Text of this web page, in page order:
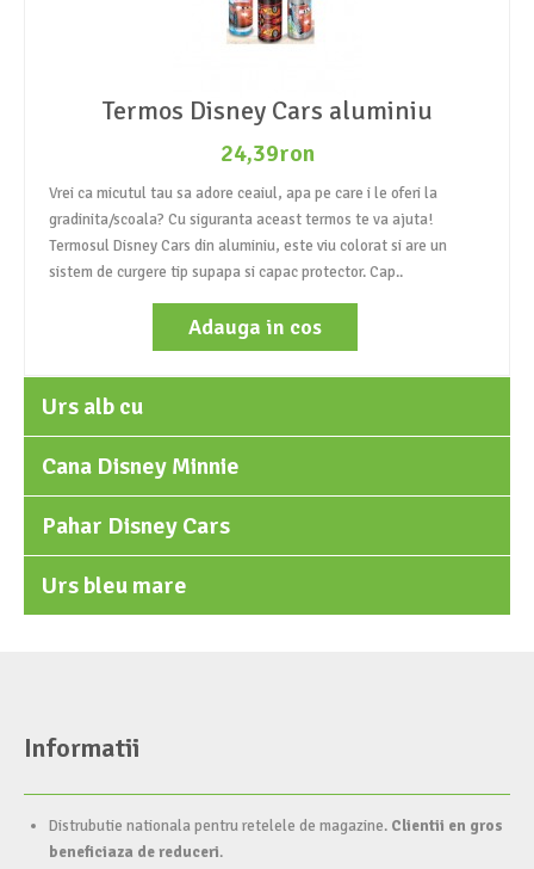
Termos Disney Cars aluminiu
24,39ron
Vrei ca micutul tau sa adore ceaiul, apa pe care i le oferi la
gradinita/scoala? Cu siguranta aceast termos te va ajuta!
Termosul Disney Cars din aluminiu, este viu colorat si are un
sistem de curgere tip supapa si capac protector. Cap..
Adauga in cos
Urs alb cu
Cana Disney Minnie
Pahar Disney Cars
Urs bleu mare
Informatii
Distrubutie nationala pentru retelele de magazine. Clientii en gros
beneficiaza de reduceri.